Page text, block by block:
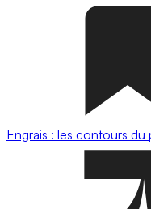
Engrais : les contours du